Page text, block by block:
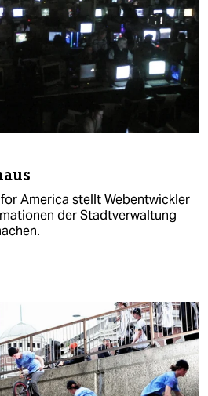
America stellt Webentwickler
der Stadtverwaltung